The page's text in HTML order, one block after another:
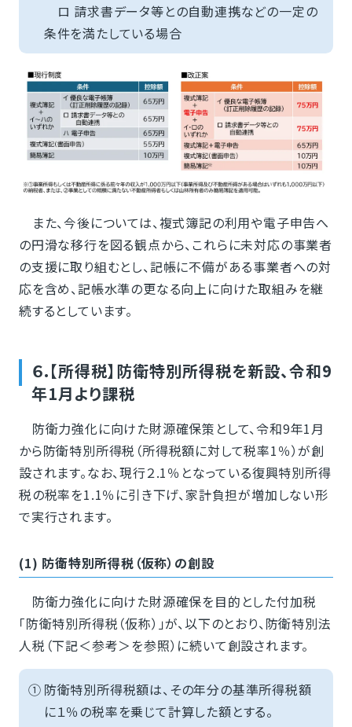
ロ 請求書データ等との自動連携などの一定の
条件を満たしている場合
また、今後については、複式簿記の利用や電子申告へ
の円滑な移行を図る観点から、これらに未対応の事業者
の支援に取り組むとし、記帳に不備がある事業者への対
応を含め、記帳水準の更なる向上に向けた取組みを継
続するとしています。
６.【所得税】防衛特別所得税を新設、令和9
年1月より課税
防衛力強化に向けた財源確保策として、令和9年1月
から防衛特別所得税（所得税額に対して税率1％）が創
設されます。なお、現行２.1％となっている復興特別所得
税の税率を1.1％に引き下げ、家計負担が増加しない形
で実行されます。
(1) 防衛特別所得税（仮称）の創設
防衛力強化に向けた財源確保を目的とした付加税
「防衛特別所得税（仮称）」が、以下のとおり、防衛特別法
人税（下記＜参考＞を参照）に続いて創設されます。
① 防衛特別所得税額は、その年分の基準所得税額
に１％の税率を乗じて計算した額とする。